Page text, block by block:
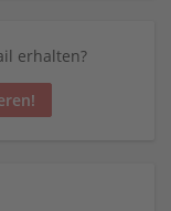
erhalten?